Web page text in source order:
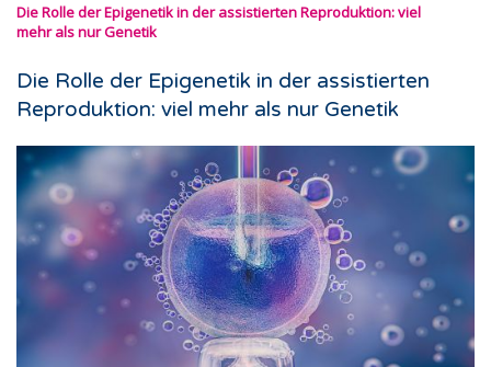
Die Rolle der Epigenetik in der assistierten Reproduktion: viel
mehr als nur Genetik
Die Rolle der Epigenetik in der assistierten
Reproduktion: viel mehr als nur Genetik